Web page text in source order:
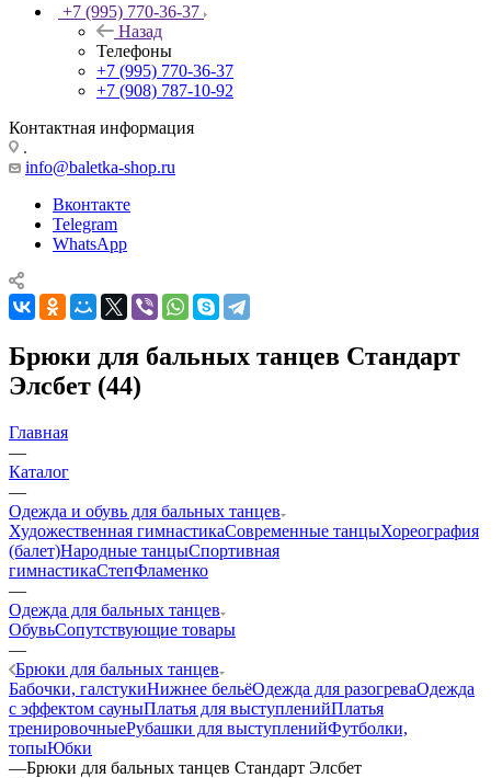
+7 (995) 770-36-37
Назад
Телефоны
+7 (995) 770-36-37
+7 (908) 787-10-92
Контактная информация
.
info@baletka-shop.ru
Вконтакте
Telegram
WhatsApp
Брюки для бальных танцев Стандарт
Элсбет (44)
Главная
—
Каталог
—
Одежда и обувь для бальных танцев
Художественная гимнастикаСовременные танцыХореография
(балет)Народные танцыСпортивная
гимнастикаСтепФламенко
—
Одежда для бальных танцев
ОбувьСопутствующие товары
—
Брюки для бальных танцев
Бабочки, галстукиНижнее бельёОдежда для разогреваОдежда
с эффектом сауныПлатья для выступленийПлатья
тренировочныеРубашки для выступленийФутболки,
топыЮбки
—Брюки для бальных танцев Стандарт Элсбет